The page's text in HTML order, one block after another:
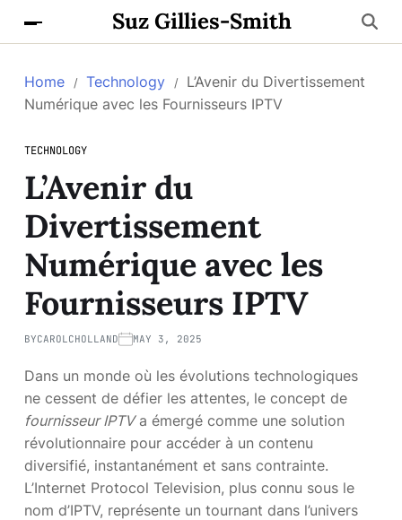
Suz Gillies-Smith
Home Technology
L’Avenir du Divertissement
Numérique avec les Fournisseurs IPTV
TECHNOLOGY
L’Avenir du
Divertissement
Numérique avec les
Fournisseurs IPTV
BYCAROLCHOLLAND MAY 3, 2025
Dans un monde où les évolutions technologiques
ne cessent de défier les attentes, le concept de
fournisseur IPTVa émergé comme une solution
révolutionnaire pour accéder à un contenu
diversifié, instantanément et sans contrainte.
L’Internet Protocol Television, plus connu sous le
nom d’IPTV, représente un tournant dans l’univers